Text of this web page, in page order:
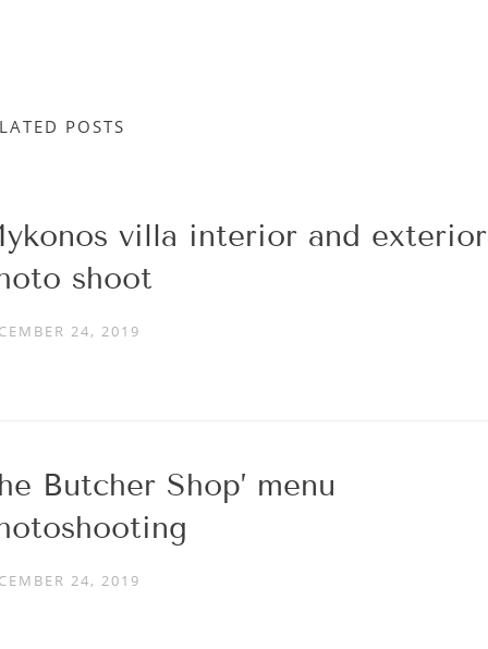
POSTS
villa interior and exterior
shoot
24, 2019
Butcher Shop’ menu
24, 2019